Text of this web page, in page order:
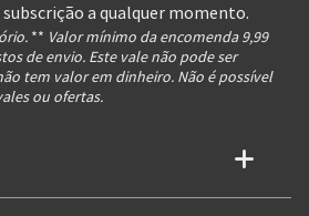
subscrição a qualquer momento.
** Valor mínimo da encomenda 9,99
de envio. Este vale não pode ser
tem valor em dinheiro. Não é possível
ou ofertas.